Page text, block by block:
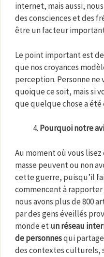
internet, mais aussi,
des consciences et des
être un facteur
Le point important est
que nos croyances
perception. Personne ne
quoique ce soit, mais si
que quelque chose a été
Pourquoi notre
Au moment où vous
masse peuvent ou non
cette guerre, puisqu’il
commencent à
nous avons plus de 800
par des gens éveillés
monde etun réseau
de personnesqui
des contextes culturels,